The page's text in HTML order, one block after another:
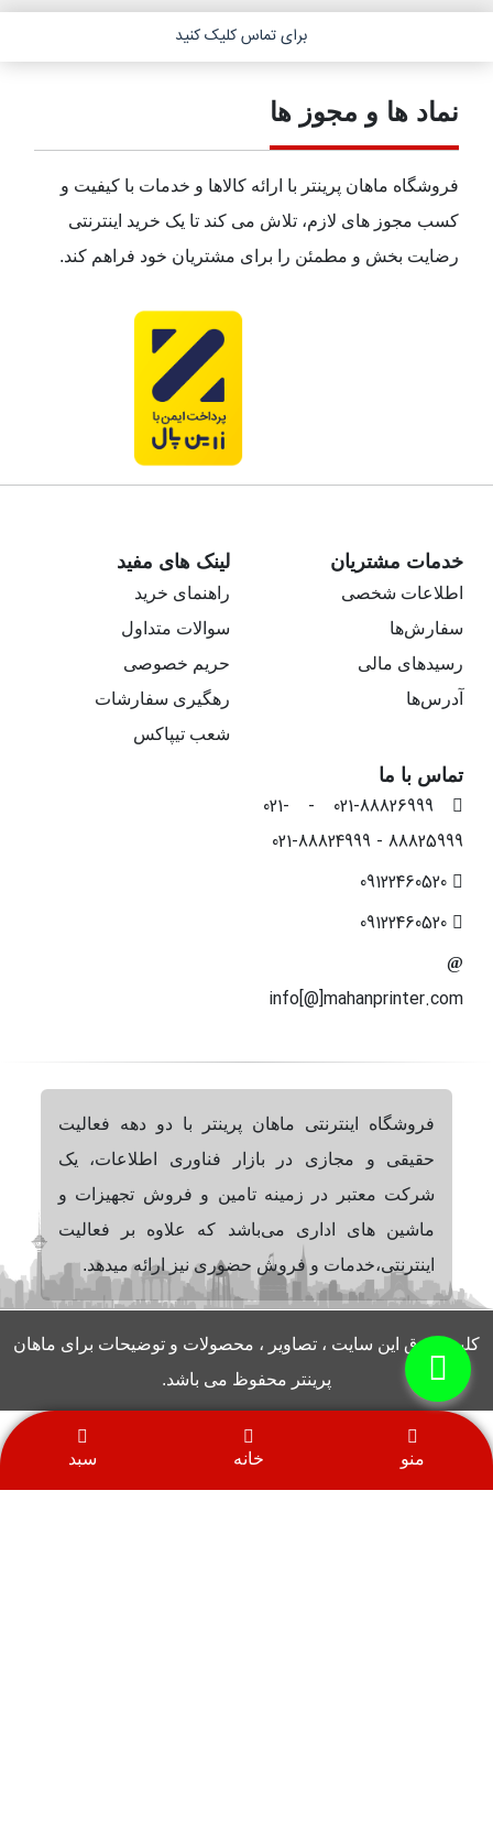
برای تماس کلیک کنید
نماد ها و مجوز ها
فروشگاه ماهان پرینتر با ارائه کالاها و خدمات با کیفیت و
کسب مجوز های لازم، تلاش می کند تا یک خرید اینترنتی
رضایت بخش و مطمئن را برای مشتریان خود فراهم کند.
خدمات مشتریان
اطلاعات شخصی
سفارش‌ها
رسیدهای مالی
آدرس‌ها
لینک های مفید
راهنمای خرید
سوالات متداول
حریم خصوصی
رهگیری سفارشات
شعب تیپاکس
تماس با ما
021-88826999 - 021-
88825999 - 021-88824999
info[@]mahanprinter.com
فروشگاه اینترنتی ماهان پرینتر با دو دهه فعالیت
حقیقی و مجازی در بازار فناوری اطلاعات، یک
شرکت معتبر در زمینه تامین و فروش تجهیزات و
ماشین های اداری می‌باشد که علاوه بر فعالیت
اینترنتی،خدمات و فروش حضوری نیز ارائه میدهد.
کلیه حقوق این سایت ، تصاویر ، محصولات و توضیحات برای ماهان
پرینتر محفوظ می باشد.
منو خانه سبد